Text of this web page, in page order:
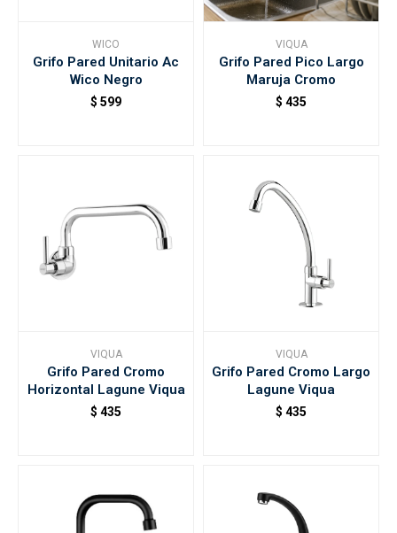
WICO
Grifo Pared Unitario Ac
Wico Negro
$ 599
VIQUA
Grifo Pared Pico Largo
Maruja Cromo
$ 435
VIQUA
Grifo Pared Cromo
Horizontal Lagune Viqua
$ 435
VIQUA
Grifo Pared Cromo Largo
Lagune Viqua
$ 435